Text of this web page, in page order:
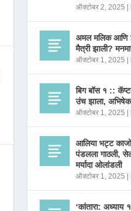
ऑक्टोबर 2, 2025
अमल मलिक आणि
मैत्री झाली?
ऑक्टोबर 1, 2025
बिग बॉस १ ::
उंच झाला,
ऑक्टोबर 1, 2025
आलिया भट्ट
पंडलला गाठली,
मर्यादा ओलांडली
ऑक्टोबर 1, 2025
‘कांतारा: अध्याय